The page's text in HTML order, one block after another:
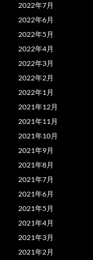
2022年7月
2022年6月
2022年5月
2022年4月
2022年3月
2022年2月
2022年1月
2021年12月
2021年11月
2021年10月
2021年9月
2021年8月
2021年7月
2021年6月
2021年5月
2021年4月
2021年3月
2021年2月